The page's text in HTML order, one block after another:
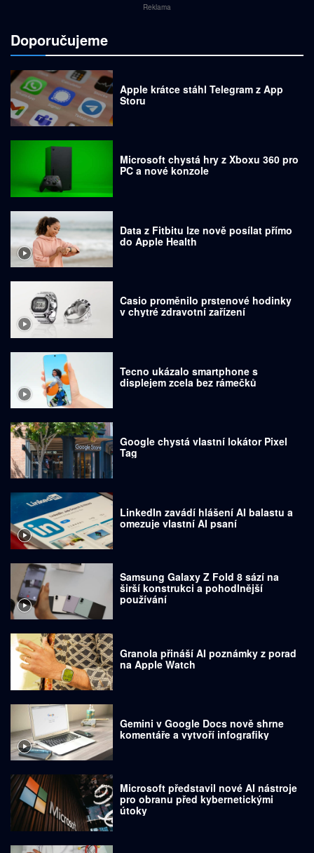
Reklama
Doporučujeme
Apple krátce stáhl Telegram z App
Storu
Microsoft chystá hry z Xboxu 360 pro
PC a nové konzole
Data z Fitbitu lze nově posílat přímo
do Apple Health
Casio proměnilo prstenové hodinky
v chytré zdravotní zařízení
Tecno ukázalo smartphone s
displejem zcela bez rámečků
Google chystá vlastní lokátor Pixel
Tag
LinkedIn zavádí hlášení AI balastu a
omezuje vlastní AI psaní
Samsung Galaxy Z Fold 8 sází na
širší konstrukci a pohodlnější
používání
Granola přináší AI poznámky z porad
na Apple Watch
Gemini v Google Docs nově shrne
komentáře a vytvoří infografiky
Microsoft představil nové AI nástroje
pro obranu před kybernetickými
útoky